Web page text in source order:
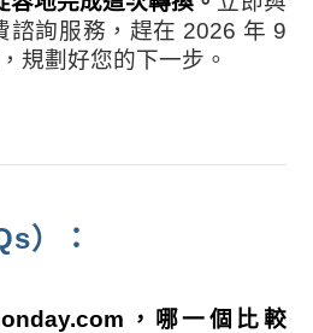
諮詢服務，趕在 2026 年 9
規劃好您的下一步。
）：
，哪一個比較